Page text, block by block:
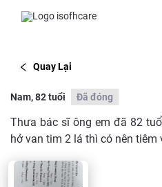
Quay Lại
Nam, 82 tuổi Đã đóng
Thưa bác sĩ ông em đã 82
hở van tim 2 lá thì có nên tiêm